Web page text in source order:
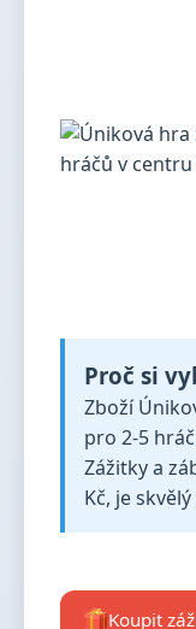
Proč si
Zboží
pro 2-5
Zážitky a
Kč, je
Koupit